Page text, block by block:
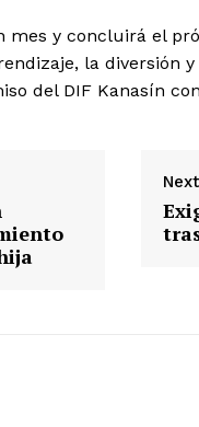
NOW
y concluirá el
la diversión
del DIF Kanasín